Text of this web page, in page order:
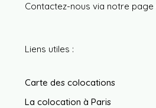
Contactez-nous via notre page
Liens utiles :
Carte des colocations
La colocation à Paris